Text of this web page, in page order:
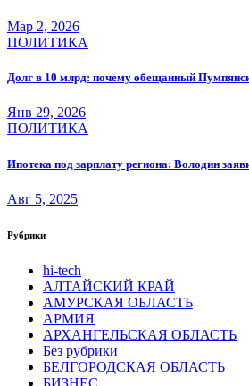
Мар 2, 2026
ПОЛИТИКА
Долг в 10 млрд: почему обещанный
Янв 29, 2026
ПОЛИТИКА
Ипотека под зарплату региона: Володин
Авг 5, 2025
Рубрики
hi-tech
АЛТАЙСКИЙ КРАЙ
АМУРСКАЯ ОБЛАСТЬ
АРМИЯ
АРХАНГЕЛЬСКАЯ ОБЛАСТЬ
Без рубрики
БЕЛГОРОДСКАЯ ОБЛАСТЬ
БИЗНЕС